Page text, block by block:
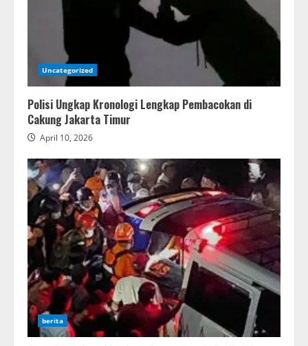
Uncategorized
Polisi Ungkap Kronologi Lengkap Pembacokan di
Cakung Jakarta Timur
April 10, 2026
berita